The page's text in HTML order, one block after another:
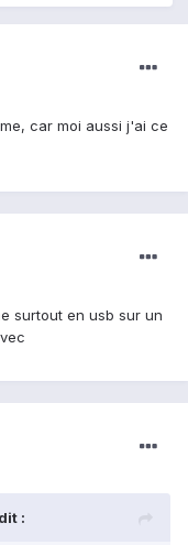
car moi aussi j'ai ce
surtout en usb sur un
: